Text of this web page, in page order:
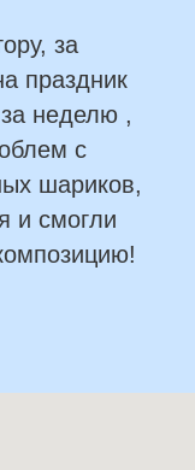
за
праздник
неделю ,
с
шариков,
и смогли